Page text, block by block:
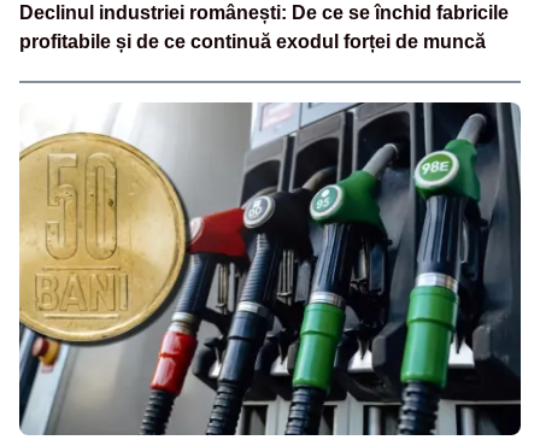
Declinul industriei românești: De ce se închid fabricile
profitabile și de ce continuă exodul forței de muncă